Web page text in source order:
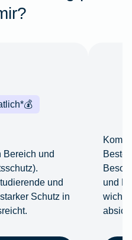
💰
Bereich und
und
Schutz in
und